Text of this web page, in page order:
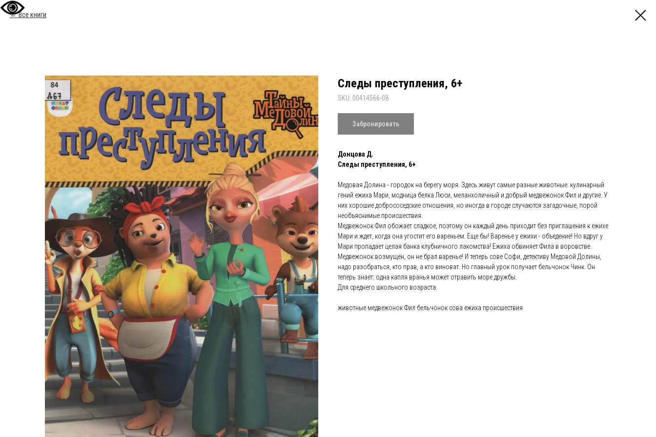
Все книги
Следы преступления, 6+
SKU: 00414566-08
Забронировать
Донцова Д.
Следы преступления, 6+
Медовая Долина - городок на берегу моря. Здесь живут самые разные животные: кулинарный
гений ежиха Мари, модница белка Люси, меланхоличный и добрый медвежонок Фил и другие. У
них хорошие добрососедские отношения, но иногда в городе случаются загадочные, порой
необъяснимые происшествия.
Медвежонок Фил обожает сладкое, поэтому он каждый день приходит без приглашения к ежихе
Мари и ждет, когда она угостит его вареньем. Еще бы! Варенье у ежихи - объедение! Но вдруг у
Мари пропадает целая банка клубничного лакомства! Ежиха обвиняет Фила в воровстве.
Медвежонок возмущён, он не брал варенье! И теперь сове Софи, детективу Медовой Долины,
надо разобраться, кто прав, а кто виноват. Но главный урок получает бельчонок Чинк. Он
теперь знает: одна капля вранья может отравить море дружбы.
Для среднего школьного возраста.
животные медвежонок Фил бельчонок сова ежиха происшествия